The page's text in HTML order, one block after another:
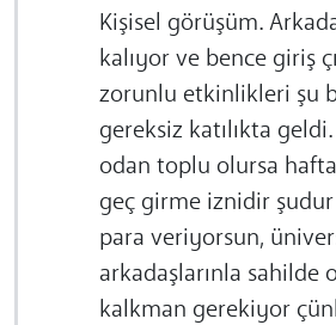
Kişisel görüşüm.
kalıyor ve bence giriş
zorunlu etkinlikleri şu
gereksiz katılıkta
odan toplu olursa
geç girme iznidir
para veriyorsun,
arkadaşlarınla sahilde
kalkman gerekiyor